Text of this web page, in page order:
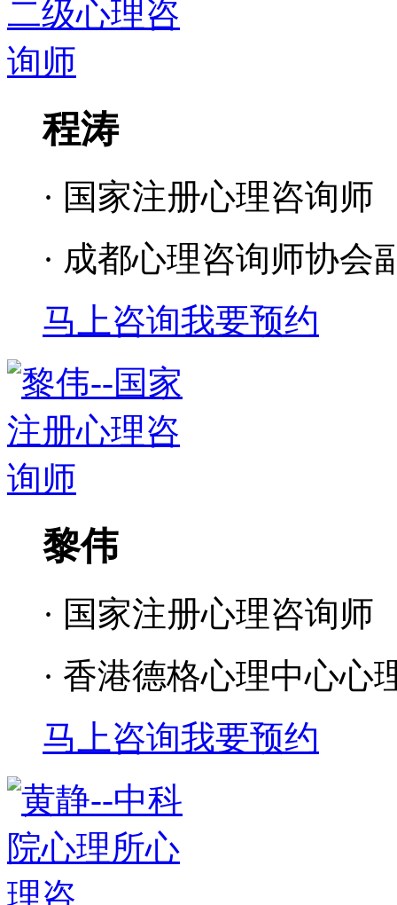
程涛
· 国家注册心理咨询师
· 成都心理咨询师协会
马上咨询我要预约
黎伟
· 国家注册心理咨询师
· 香港德格心理中心心
马上咨询我要预约